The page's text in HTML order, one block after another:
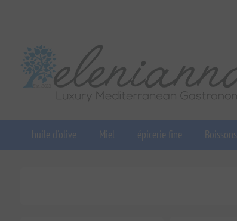
huile d'olive Miel épicerie fine Boissons